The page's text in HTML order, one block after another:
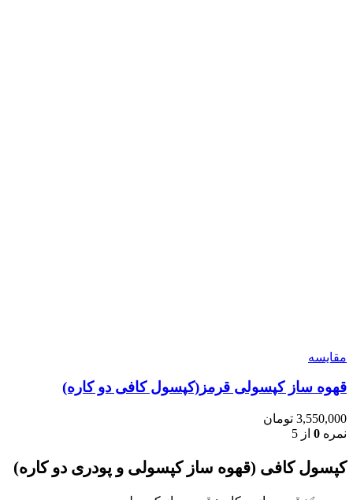
مقایسه
قهوه ساز کپسولی قرمز(کپسول کافی دو کاره)
3,550,000 تومان
نمره 0 از 5
کپسول کافی (قهوه ساز کپسولی و پودری دو کاره)